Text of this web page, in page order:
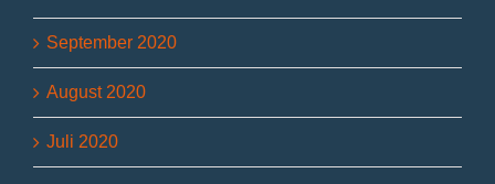
September 2020
August 2020
Juli 2020